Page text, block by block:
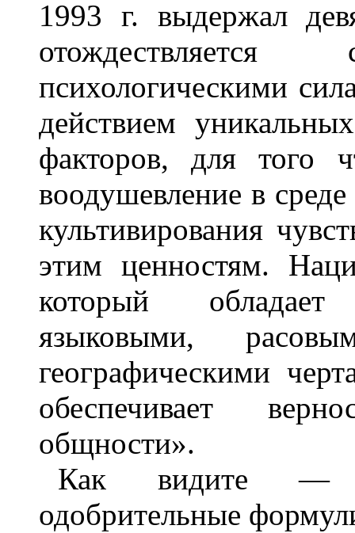
1993 г. выдержал
психологическими
действием
факторов, для того
воодушевление в
культивирования
этим ценностям.
который
языковыми,
географическими
обеспечивает
общности».
Как видите —
одобрительные